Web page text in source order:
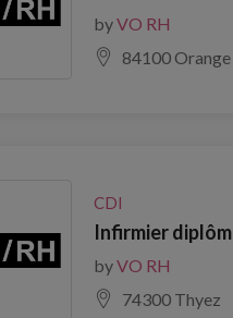
byVO RH
84100 Orange
CDI
Infirmier
byVO RH
74300 Thyez